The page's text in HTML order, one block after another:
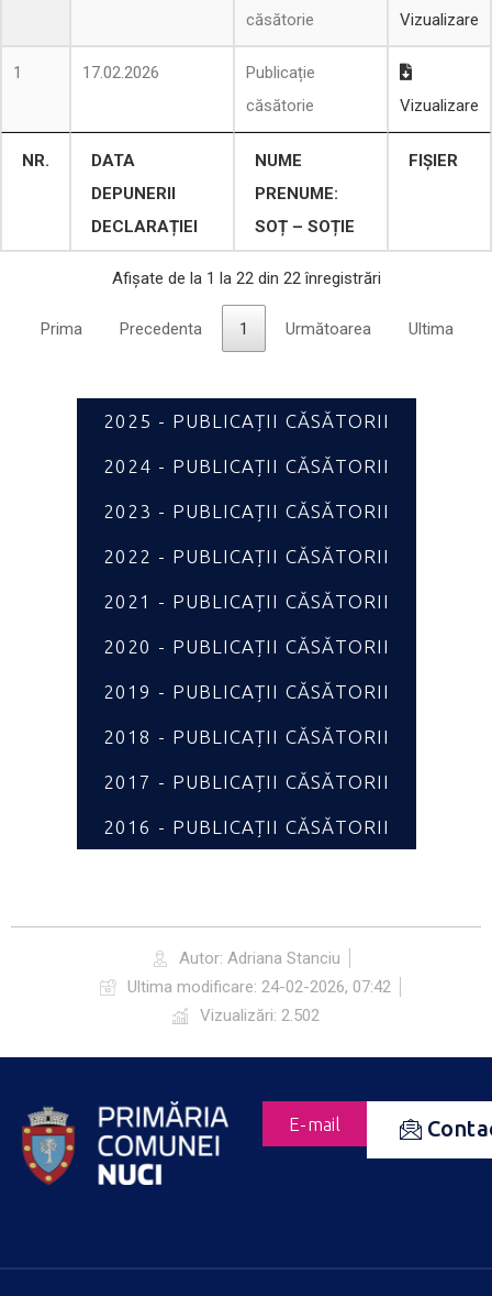
căsătorie Vizualizare
1 17.02.2026
Publicație
căsătorie
Vizualizare
NR.
DATA
DEPUNERII
DECLARAȚIEI
NUME
PRENUME:
SOȚ – SOȚIE
FIȘIER
Afișate de la 1 la 22 din 22 înregistrări
Prima Precedenta 1 Următoarea Ultima
2025 - PUBLICAȚII CĂSĂTORII
2024 - PUBLICAȚII CĂSĂTORII
2023 - PUBLICAȚII CĂSĂTORII
2022 - PUBLICAȚII CĂSĂTORII
2021 - PUBLICAȚII CĂSĂTORII
2020 - PUBLICAȚII CĂSĂTORII
2019 - PUBLICAȚII CĂSĂTORII
2018 - PUBLICAȚII CĂSĂTORII
2017 - PUBLICAȚII CĂSĂTORII
2016 - PUBLICAȚII CĂSĂTORII
Autor: Adriana Stanciu
Ultima modificare: 24-02-2026, 07:42
Vizualizări: 2.502
E-mail